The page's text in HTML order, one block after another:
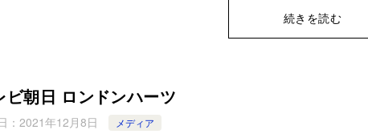
続きを読む
ビ朝日 ロンドンハーツ
： 2021年12月8日 メディア